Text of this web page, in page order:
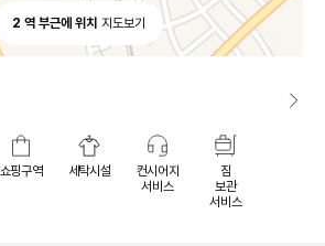
2 역 부근에 위치 지도보기
쇼핑구역 세탁시설
컨시어지
서비스
짐
보관
서비스